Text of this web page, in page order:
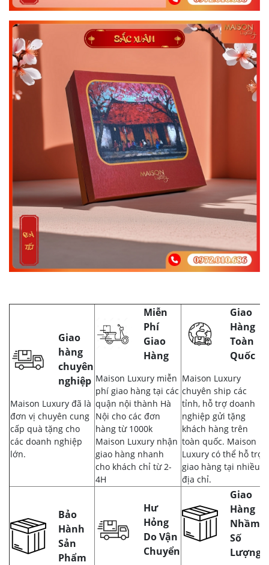
Giao
hàng
chuyên
nghiệp
Maison Luxury đã là
đơn vị chuyên cung
cấp quà tặng cho
các doanh nghiệp
lớn.
Miễn
Phí
Giao
Hàng
Maison Luxury miễn
phí giao hàng tại các
quận nội thành Hà
Nội cho các đơn
hàng từ 1000k
Maison Luxury nhận
giao hàng nhanh
cho khách chỉ từ 2-
4H
Giao
Hàng
Toàn
Quốc
Maison Luxury
chuyên ship các
tỉnh, hỗ trợ doanh
nghiệp gửi tặng
khách hàng trên
toàn quốc. Maison
Luxury có thể hỗ trợ
giao hàng tại nhiều
địa chỉ.
Bảo
Hành
Sản
Phẩm
Hư
Hỏng
Do Vận
Chuyển
Giao
Hàng
Nhầm,
Số
Lượng